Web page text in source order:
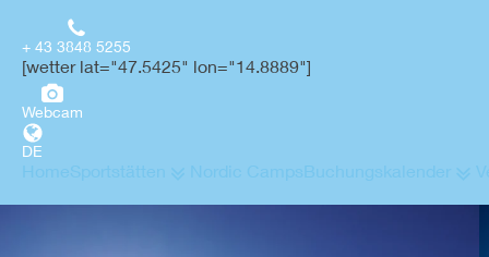
+ 43 3848 5255
[wetter lat="47.5425" lon="14.8889"]
Webcam
DE
HomeSportstätten Nordic CampsBuchungskalender